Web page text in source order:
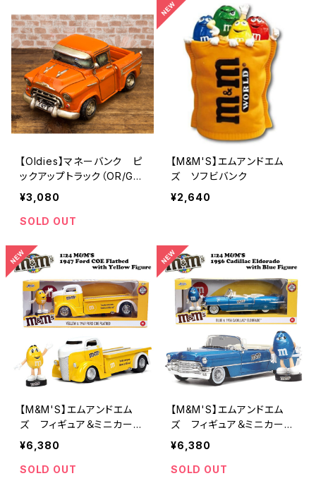
【Oldies】マネーバンク ピ
ックアップトラック（OR/GA
420OR）
¥3,080
SOLD OUT
【M&M'S】エムアンドエム
ズ ソフビバンク
¥2,640
【M&M'S】エムアンドエム
ズ フィギュア＆ミニカー
1:24 1947 FORD COE FL
ATBED w/YELLOW FIGU
RE
¥6,380
SOLD OUT
【M&M'S】エムアンドエム
ズ フィギュア＆ミニカー
1:24 1956 CADILLAC ELD
ORADO w/BLUE FIGURE
¥6,380
SOLD OUT